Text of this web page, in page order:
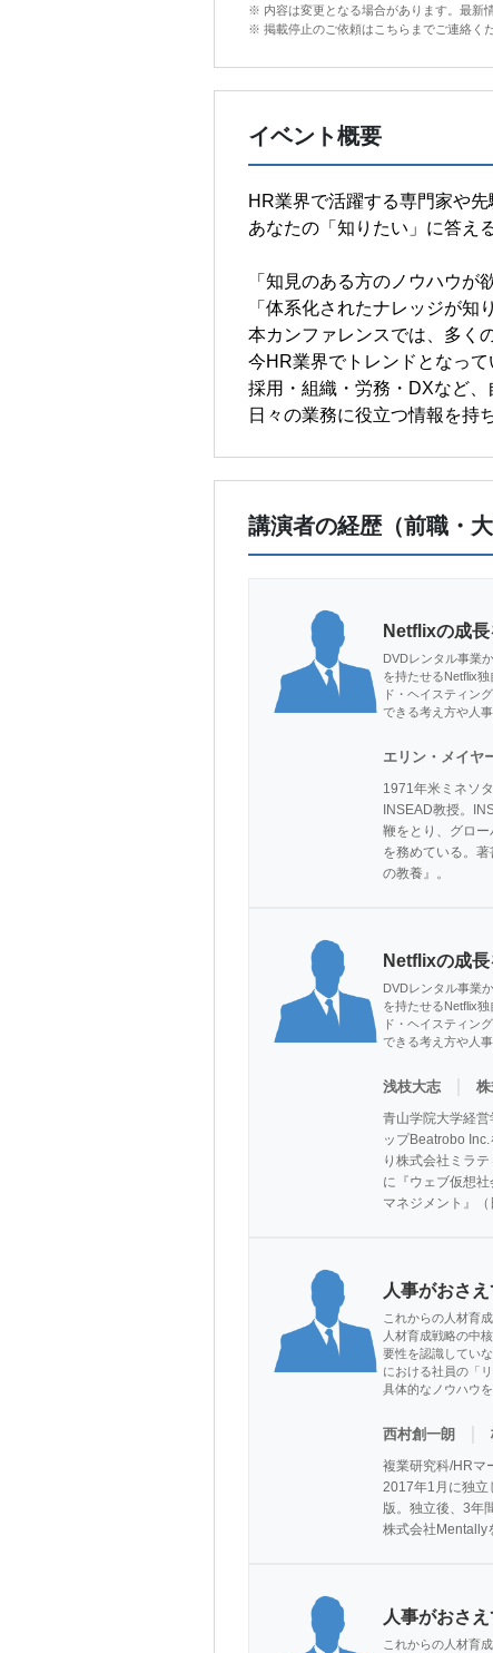
※ 内容は変更となる場合があります。最新
※ 掲載停止のご依頼はこちらまでご連絡く
イベント概要
HR業界で活躍する専門家や
あなたの「知りたい」に答え
「知見のある方のノウハウが
「体系化されたナレッジが知
本カンファレンスでは、多く
今HR業界でトレンドとなって
採用・組織・労務・DXなど、
日々の業務に役立つ情報を持
講演者の経歴（前職・
Netflixの成
DVDレンタル事業
を持たせるNetflix
ド・ヘイスティン
できる考え方や人
エリン・メイヤ
1971年米ミネソ
INSEAD教授。
鞭をとり、グロ
を務めている。
の教養』。
Netflixの成
DVDレンタル事業
を持たせるNetflix
ド・ヘイスティン
できる考え方や人
浅枝大志 株
青山学院大学経
ップBeatrobo
り株式会社ミラ
に『ウェブ仮想
マネジメント』（
人事がおさ
これからの人材育
人材育成戦略の中
要性を認識してい
における社員の「
具体的なノウハウを
西村創一朗
複業研究科/HRマ
2017年1月に独立
版。独立後、3年
株式会社Mentally
人事がおさ
これからの人材育